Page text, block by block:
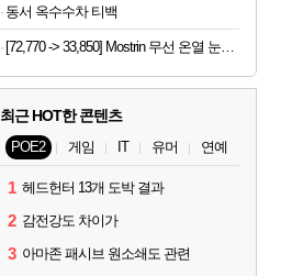
동서 옥수수차 티백
[72,770 -> 33,850] Mostrin 무선 온열 눈마시지기
최근 HOT한 콘텐츠
POE2 게임 IT 유머 연예
1 헤드헌터 13개 도박 결과
2 감전강도 차이가
3 아마존 패시브 원소쇄도 관련